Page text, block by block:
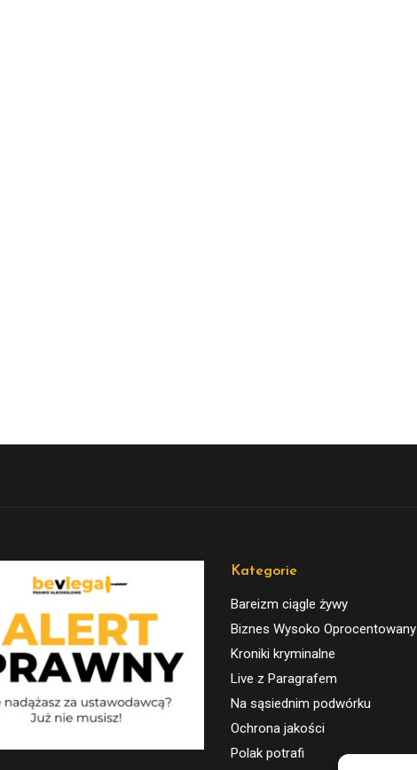
Kategorie
Bareizm ciągle żywy
Biznes Wysoko Oprocentowany
Kroniki kryminalne
Live z Paragrafem
Na sąsiednim podwórku
Ochrona jakości
Polak potrafi